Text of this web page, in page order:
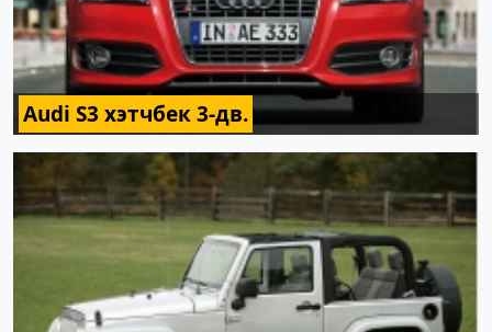
Audi S3 хэтчбек 3-дв.